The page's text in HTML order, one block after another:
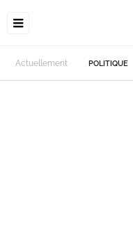
Actuellement POLITIQUE